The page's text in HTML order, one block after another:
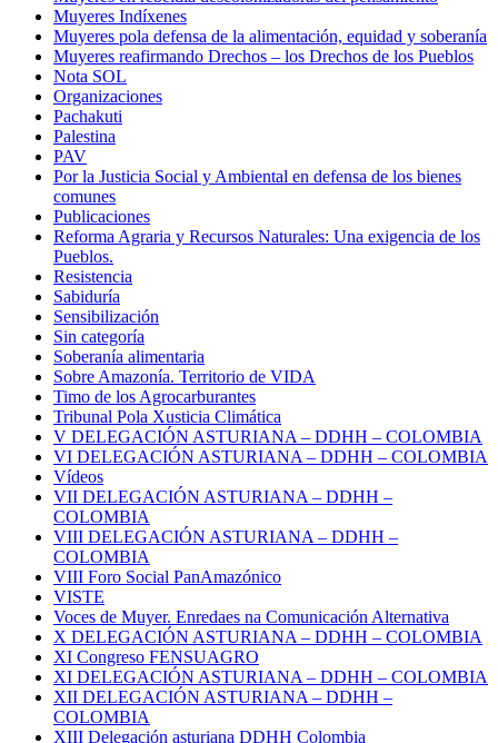
Muyeres Indíxenes
Muyeres pola defensa de la alimentación, equidad y soberanía
Muyeres reafirmando Drechos – los Drechos de los Pueblos
Nota SOL
Organizaciones
Pachakuti
Palestina
PAV
Por la Justicia Social y Ambiental en defensa de los bienes
comunes
Publicaciones
Reforma Agraria y Recursos Naturales: Una exigencia de los
Pueblos.
Resistencia
Sabiduría
Sensibilización
Sin categoría
Soberanía alimentaria
Sobre Amazonía. Territorio de VIDA
Timo de los Agrocarburantes
Tribunal Pola Xusticia Climática
V DELEGACIÓN ASTURIANA – DDHH – COLOMBIA
VI DELEGACIÓN ASTURIANA – DDHH – COLOMBIA
Vídeos
VII DELEGACIÓN ASTURIANA – DDHH –
COLOMBIA
VIII DELEGACIÓN ASTURIANA – DDHH –
COLOMBIA
VIII Foro Social PanAmazónico
VISTE
Voces de Muyer. Enredaes na Comunicación Alternativa
X DELEGACIÓN ASTURIANA – DDHH – COLOMBIA
XI Congreso FENSUAGRO
XI DELEGACIÓN ASTURIANA – DDHH – COLOMBIA
XII DELEGACIÓN ASTURIANA – DDHH –
COLOMBIA
XIII Delegación asturiana DDHH Colombia